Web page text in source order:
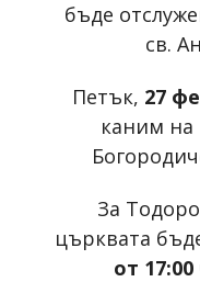
бъде
св.
Петък, 27
каним на
За
църквата
от 17:00